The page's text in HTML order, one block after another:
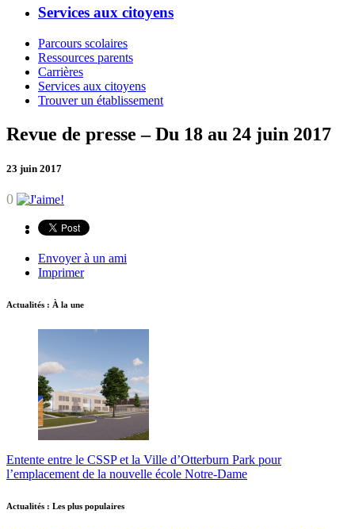
Services aux citoyens
Parcours scolaires
Ressources parents
Carrières
Services aux citoyens
Trouver un établissement
Revue de presse – Du 18 au 24 juin 2017
23 juin 2017
0
Envoyer à un ami
Imprimer
Actualités : À la une
Entente entre le CSSP et la Ville d’Otterburn Park pour
l’emplacement de la nouvelle école Notre-Dame
Actualités : Les plus populaires